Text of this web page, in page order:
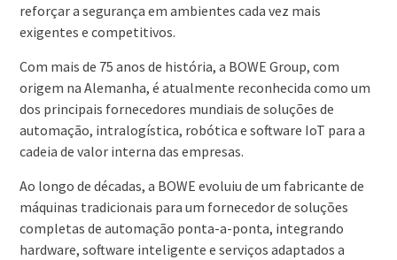
reforçar a segurança em ambientes cada vez mais
exigentes e competitivos.
Com mais de 75 anos de história, a BOWE Group, com
origem na Alemanha, é atualmente reconhecida como um
dos principais fornecedores mundiais de soluções de
automação, intralogística, robótica e software IoT para a
cadeia de valor interna das empresas.
Ao longo de décadas, a BOWE evoluiu de um fabricante de
máquinas tradicionais para um fornecedor de soluções
completas de automação ponta-a-ponta, integrando
hardware, software inteligente e serviços adaptados a